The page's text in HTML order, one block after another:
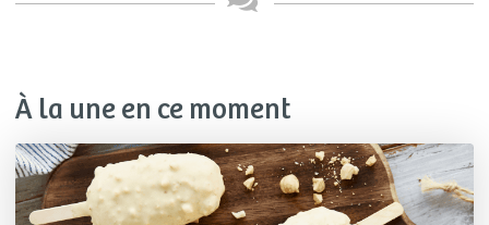
À la une en ce moment